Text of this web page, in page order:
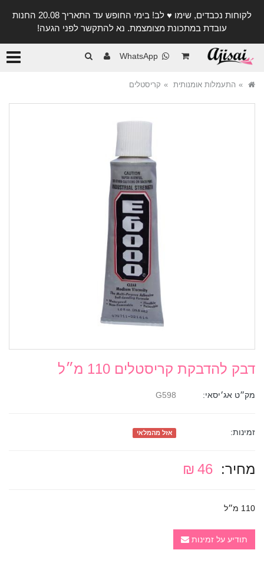
לקוחות נכבדים, שימו ♥️ לב! בימי החופש עד התאריך 20.08 החנות
עובדת במתכונת מצומצמת. נא להתקשר לפני הגעה!
WhatsApp
התעמלות אומנותית קריסטלים
דבק להדבקת קריסטלים 110 מ״ל
מק״ט אג׳יסאי:
זמינות: אזל מהמלאי
מחיר: 46 ₪
110 מ״ל
תודיע על זמינות